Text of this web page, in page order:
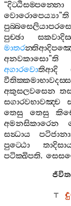
“දිට‍්ඨිසම‍්පන‍්නො
වොරොපෙය්‍යා”ති
පුච‍්ඡා
මාතර
අනවකාසො”ති
අගාරවොතිආදි
අකුසලවසෙන
සගාරවභාවඤ‍්ච
තෙසු
තෙසු
අමනසිකාරෙන
සන්‍ධාය
පුට‍්ඨො
පටික‍්ඛිපති.